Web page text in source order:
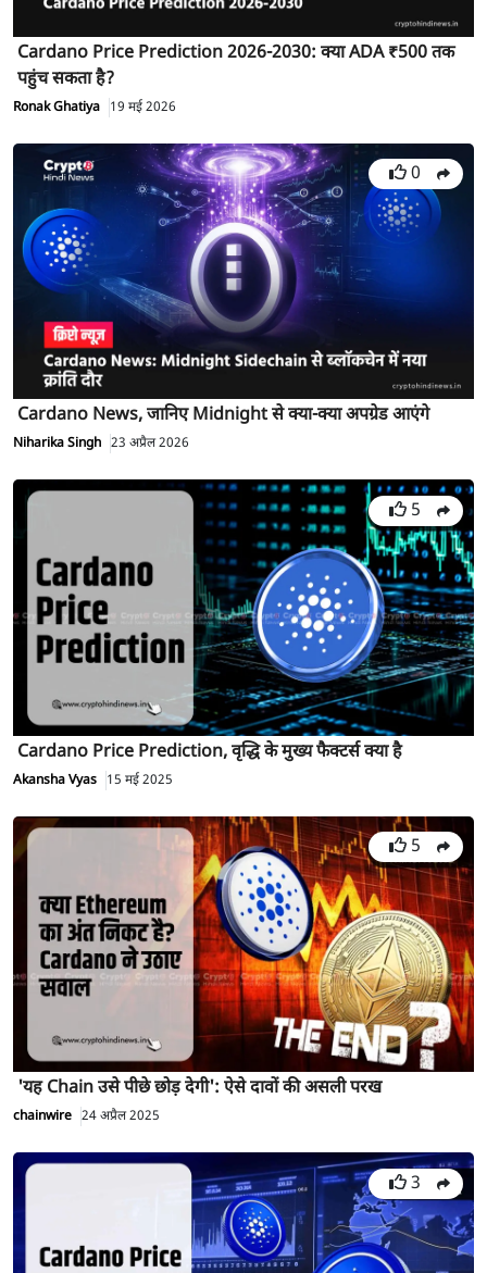
Cardano Price Prediction 2026-2030: क्या ADA ₹500 तक
पहुंच सकता है?
Ronak Ghatiya 19 मई 2026
0
Cardano News, जानिए Midnight से क्या-क्या अपग्रेड आएंगे
Niharika Singh 23 अप्रैल 2026
5
Cardano Price Prediction, वृद्धि के मुख्य फैक्टर्स क्या है
Akansha Vyas 15 मई 2025
5
'यह Chain उसे पीछे छोड़ देगी': ऐसे दावों की असली परख
chainwire 24 अप्रैल 2025
3